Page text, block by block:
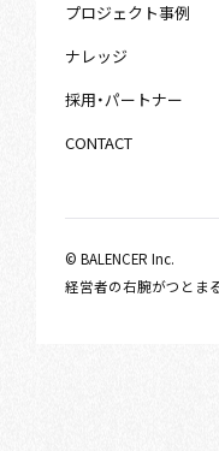
プロジェクト事例
ナレッジ
採用・パートナー
CONTACT
© BALENCER Inc.
経営者の右腕がつとま